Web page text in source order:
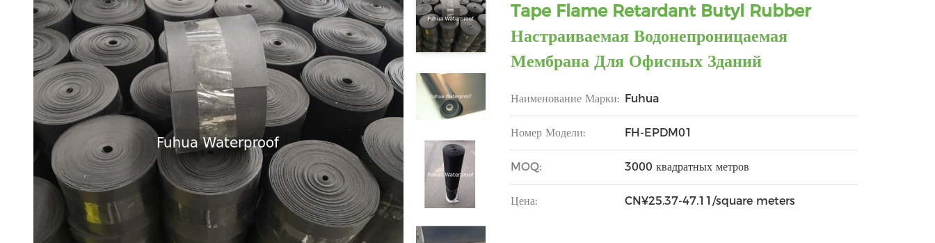
Tape Flame Retardant Butyl Rubber
Настраиваемая Водонепроницаемая
Мембрана Для Офисных Зданий
Наименование Марки: Fuhua
Номер Модели: FH-EPDM01
MOQ: 3000 квадратных метров
Цена: CN¥25.37-47.11/square meters